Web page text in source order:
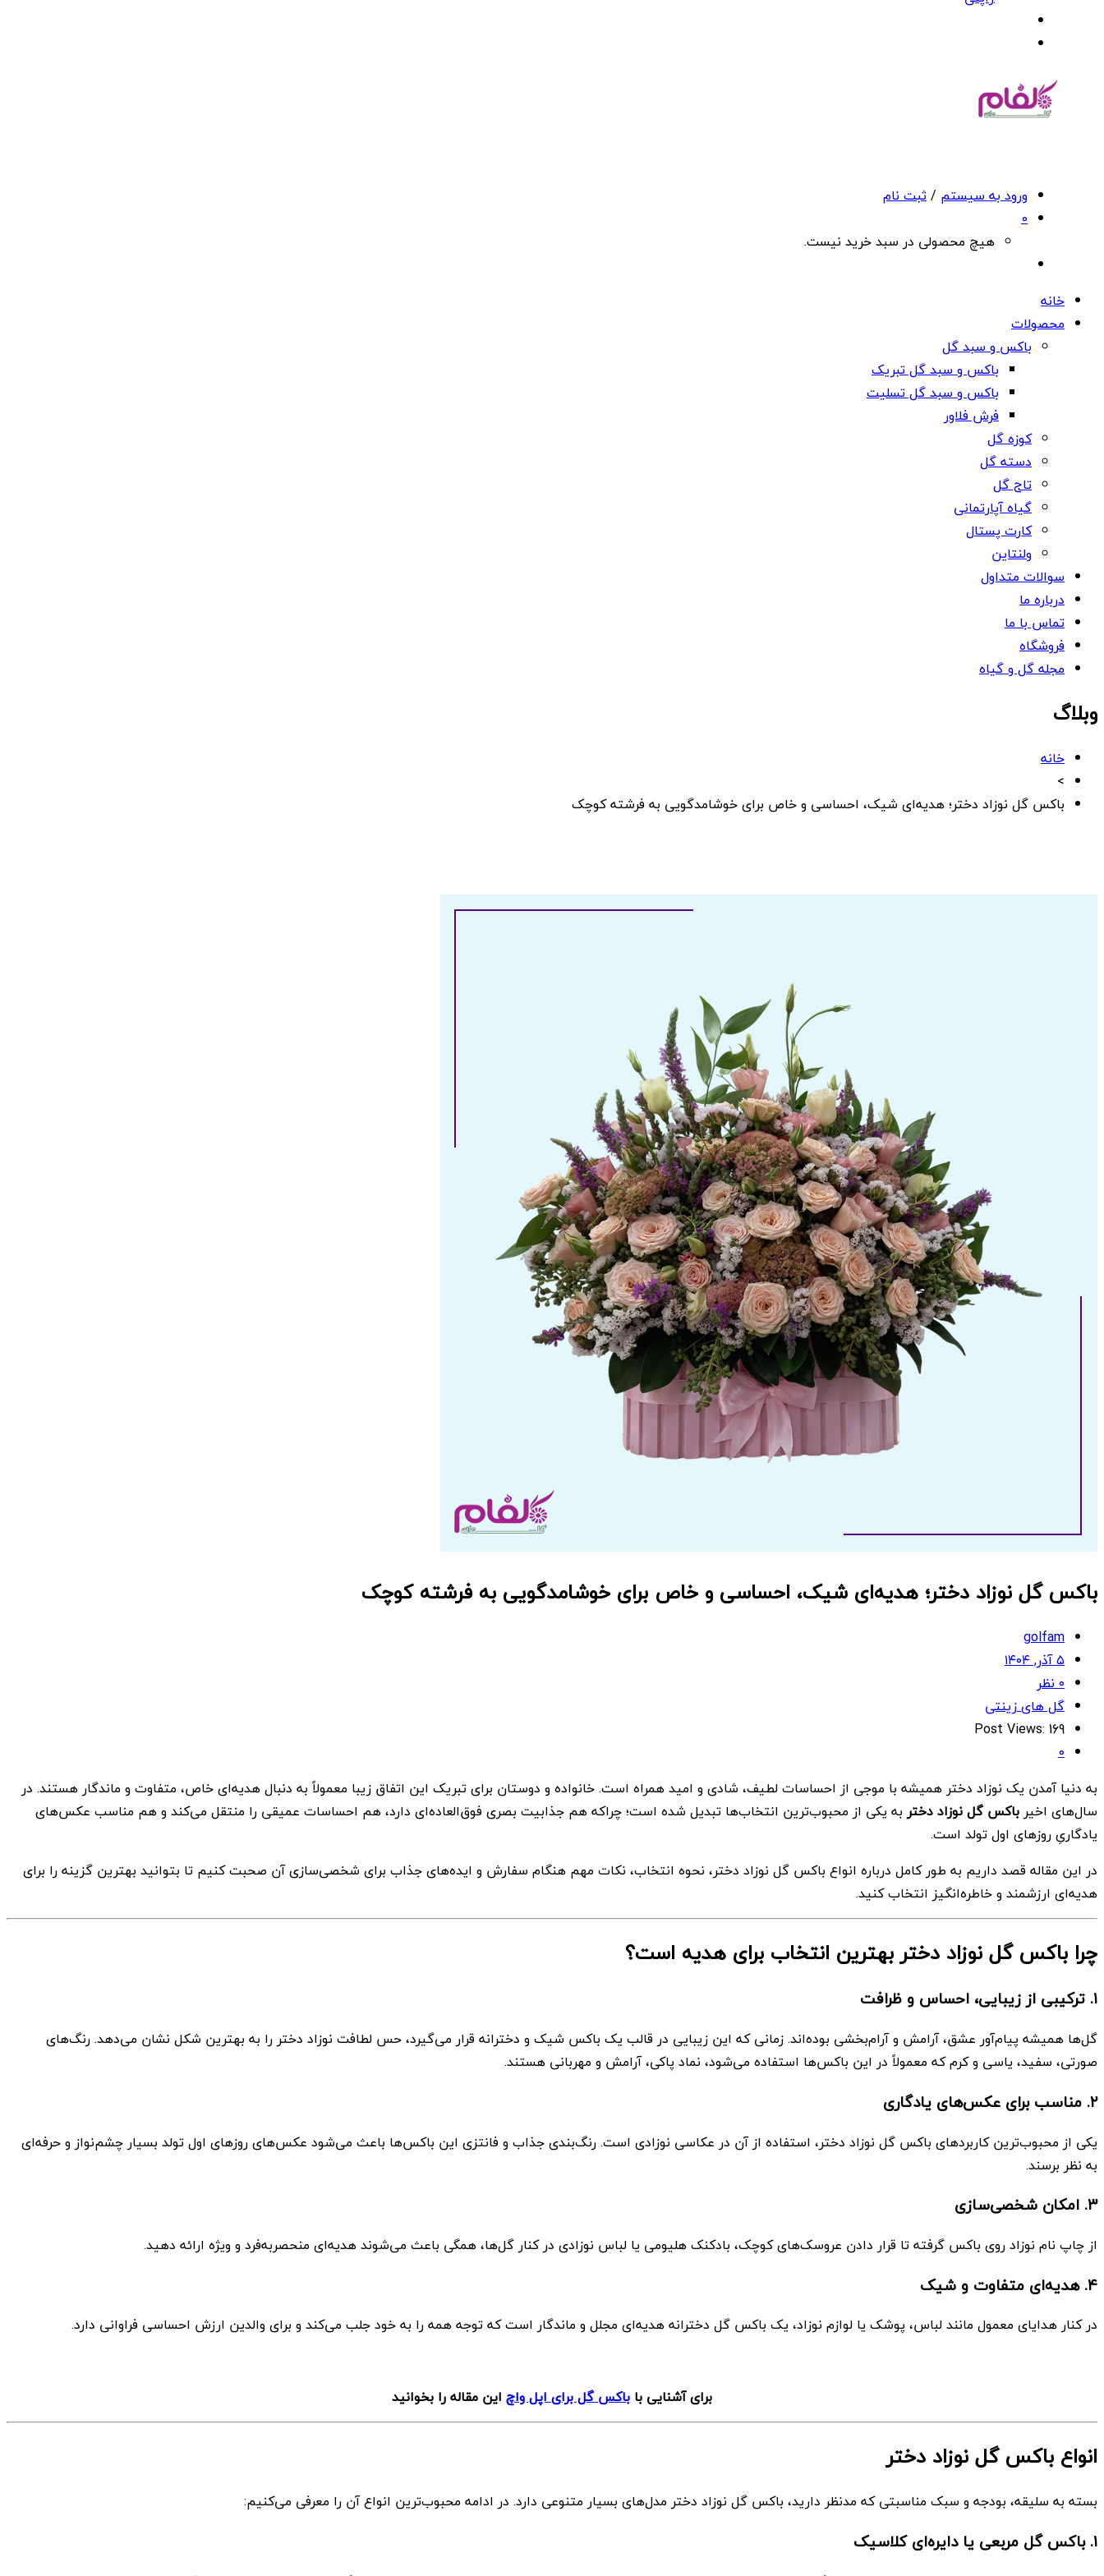
ورود به سیستم /ثبت نام
0
هیچ محصولی در سبد خرید نیست.
خانه
محصولات
باکس و سبد گل
باکس و سبد گل تبریک
باکس و سبد گل تسلیت
فرش فلاور
کوزه گل
دسته گل
تاج گل
گیاه آپارتمانی
کارت پستال
ولنتاین
سوالات متداول
درباره ما
تماس با ما
فروشگاه
مجله گل و گیاه
وبلاگ
خانه
>
باکس گل نوزاد دختر؛ هدیه‌ای شیک، احساسی و خاص برای خوشامدگویی به فرشته کوچک
باکس گل نوزاد دختر؛ هدیه‌ای شیک، احساسی و خاص برای خوشامدگویی به فرشته کوچک
golfam
۵ آذر, ۱۴۰۴
۰ نظر
گل های زینتی
Post Views: 169
0
به دنیا آمدن یک نوزاد دختر همیشه با موجی از احساسات لطیف، شادی و امید همراه است. خانواده و دوستان برای تبریک این اتفاق زیبا معمولاً به دنبال هدیه‌ای خاص، متفاوت و ماندگار هستند. در
سال‌های اخیرباکس گل نوزاد دختربه یکی از محبوب‌ترین انتخاب‌ها تبدیل شده است؛ چراکه هم جذابیت بصری فوق‌العاده‌ای دارد، هم احساسات عمیقی را منتقل می‌کند و هم مناسب عکس‌های
یادگاریِ روزهای اول تولد است.
در این مقاله قصد داریم به طور کامل درباره انواع باکس گل نوزاد دختر، نحوه انتخاب، نکات مهم هنگام سفارش و ایده‌های جذاب برای شخصی‌سازی آن صحبت کنیم تا بتوانید بهترین گزینه را برای
هدیه‌ای ارزشمند و خاطره‌انگیز انتخاب کنید.
چرا باکس گل نوزاد دختر بهترین انتخاب برای هدیه است؟
۱. ترکیبی از زیبایی، احساس و ظرافت
گل‌ها همیشه پیام‌آور عشق، آرامش و آرام‌بخشی بوده‌اند. زمانی که این زیبایی در قالب یک باکس شیک و دخترانه قرار می‌گیرد، حس لطافت نوزاد دختر را به بهترین شکل نشان می‌دهد. رنگ‌های
صورتی، سفید، یاسی و کرم که معمولاً در این باکس‌ها استفاده می‌شود، نماد پاکی، آرامش و مهربانی هستند.
۲. مناسب برای عکس‌های یادگاری
یکی از محبوب‌ترین کاربردهای باکس گل نوزاد دختر، استفاده از آن در عکاسی نوزادی است. رنگ‌بندی جذاب و فانتزی این باکس‌ها باعث می‌شود عکس‌های روزهای اول تولد بسیار چشم‌نواز و حرفه‌ای
به نظر برسند.
۳. امکان شخصی‌سازی
از چاپ نام نوزاد روی باکس گرفته تا قرار دادن عروسک‌های کوچک، بادکنک هلیومی یا لباس نوزادی در کنار گل‌ها، همگی باعث می‌شوند هدیه‌ای منحصربه‌فرد و ویژه ارائه دهید.
۴. هدیه‌ای متفاوت و شیک
در کنار هدایای معمول مانند لباس، پوشک یا لوازم نوزاد، یک باکس گل دخترانه هدیه‌ای مجلل و ماندگار است که توجه همه را به خود جلب می‌کند و برای والدین ارزش احساسی فراوانی دارد.
برای آشنایی با باکس گل برای اپل واچ این مقاله را بخوانید
انواع باکس گل نوزاد دختر
بسته به سلیقه، بودجه و سبک مناسبتی که مدنظر دارید، باکس گل نوزاد دختر مدل‌های بسیار متنوعی دارد. در ادامه محبوب‌ترین انواع آن را معرفی می‌کنیم:
۱. باکس گل مربعی یا دایره‌ای کلاسیک